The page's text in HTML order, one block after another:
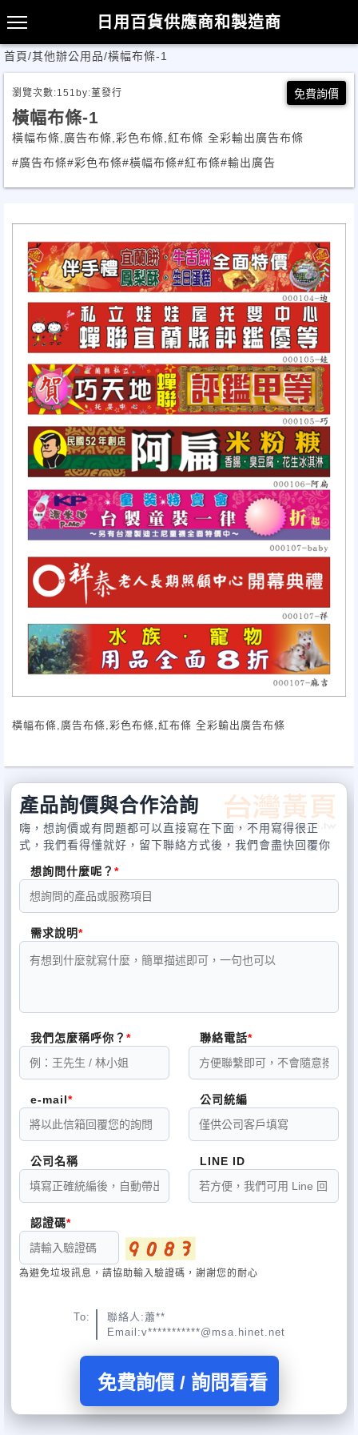
日用百貨供應商和製造商
首頁/其他辦公用品/橫幅布條-1
瀏覽次數:151 by:堇發行 免費詢價
橫幅布條-1
橫幅布條,廣告布條,彩色布條,紅布條 全彩輸出廣告布條
#廣告布條#彩色布條#橫幅布條#紅布條#輸出廣告
橫幅布條,廣告布條,彩色布條,紅布條 全彩輸出廣告布條
產品詢價與合作洽詢
嗨，想詢價或有問題都可以直接寫在下面，不用寫得很正
式，我們看得懂就好，留下聯絡方式後，我們會盡快回覆你
想詢問什麼呢？
需求說明
我們怎麼稱呼你？ 聯絡電話
e-mail 公司統編
公司名稱 LINE ID
認證碼
為避免垃圾訊息，請協助輸入驗證碼，謝謝您的耐心
To:
聯絡人:蕭**
Email:v***********@msa.hinet.net
免費詢價 / 詢問看看